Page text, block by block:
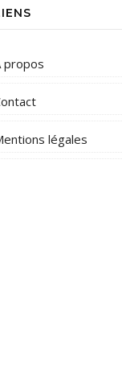
propos
légales